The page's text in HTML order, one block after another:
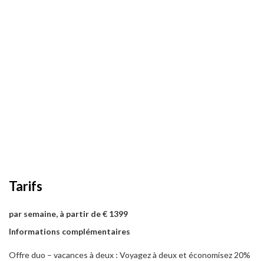
Tarifs
par semaine, à partir de € 1399
Informations complémentaires
Offre duo – vacances à deux : Voyagez à deux et économisez 20%